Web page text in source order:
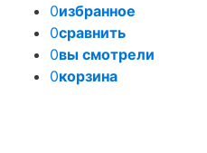
0избранное
0сравнить
0вы смотрели
0корзина